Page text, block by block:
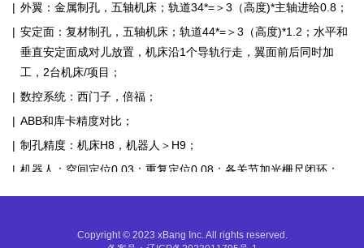
外翼：金属制孔，五轴机床；轨道34*=＞3（高度)*主轴进给0.8；
安定面：复材制孔，五轴机床；轨道44*=＞3（高度)*1.2；水平和
垂直安定面成对儿放置，机床沿1个导轨行走，翼面前后同时加
工，2台机床/项目；
数控系统：西门子，倍福；
ABB和库卡精度对比；
制孔精度：机床H8，机器人＞H9；
机器人：空间定位0.03；重复定位0.08；各关节加光栅尺闭环；
五轴机床：数控定位精度：机床全行程0.2；重复定位：0.1；全行
孔径：2.5-12（翼面4-5-7-8）；
Copyright © 2023 xBang Inc. All rights reserved.